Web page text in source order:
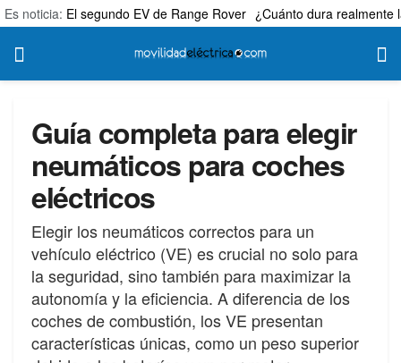
Es noticia: El segundo EV de Range Rover ¿Cuánto dura realmente
Guía completa para elegir
neumáticos para coches
eléctricos
Elegir los neumáticos correctos para un
vehículo eléctrico (VE) es crucial no solo para
la seguridad, sino también para maximizar la
autonomía y la eficiencia. A diferencia de los
coches de combustión, los VE presentan
características únicas, como un peso superior